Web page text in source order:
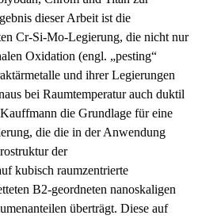
dieser Arbeit ist die
Cr-Si-Mo-Legierung, die nicht nur
Oxidation (engl. „pesting“
und ihrer Legierungen
bei Raumtemperatur auch duktil
die Grundlage für eine
die die in der Anwendung
der
kubisch raumzentrierte
B2-geordneten nanoskaligen
überträgt. Diese auf